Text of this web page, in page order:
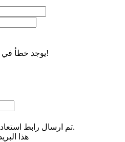
يوجد خطأ في اسم المستخدم أو كلمة المرور!
تم ارسال رابط استعادة كلمة المرور الى بريدك بنجاح.
هذا